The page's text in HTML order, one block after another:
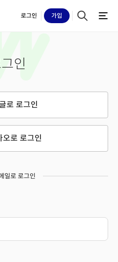
로그인 가입
인
로 로그인
오로 로그인
일로 로그인